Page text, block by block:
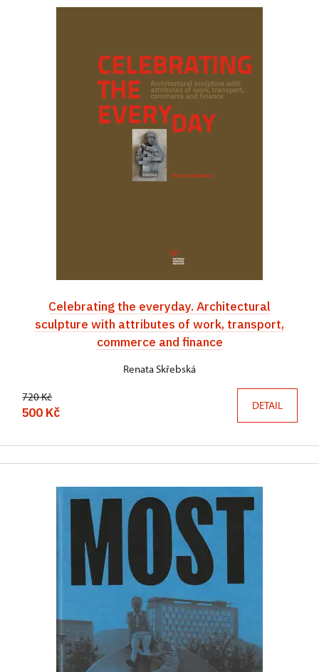
Celebrating the everyday. Architectural
sculpture with attributes of work, transport,
commerce and finance
Renata Skřebská
720 Kč
500 Kč DETAIL